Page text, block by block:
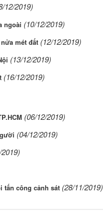
12/2019)
ngoài (10/12/2019)
mét đất (12/12/2019)
(13/12/2019)
(16/12/2019)
(06/12/2019)
(04/12/2019)
tấn công cảnh sát (28/11/2019)